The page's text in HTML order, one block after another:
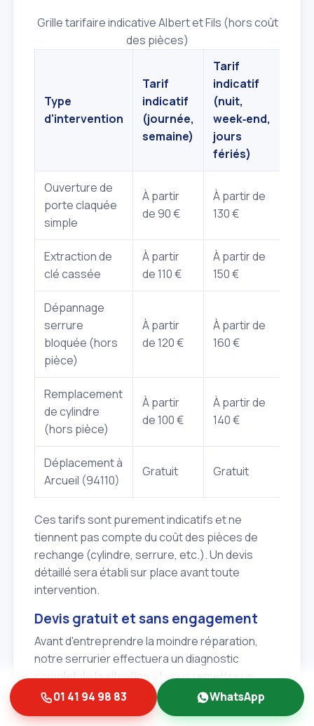
Grille tarifaire indicative Albert et Fils (hors coût
des pièces)
Type
d'intervention
Tarif
indicatif
(journée,
semaine)
Tarif
indicatif
(nuit,
week‑end,
jours
fériés)
Ouverture de
porte claquée
simple
À partir
de 90 €
À partir de
130 €
Extraction de
clé cassée
À partir
de 110 €
À partir de
150 €
Dépannage
serrure
bloquée (hors
pièce)
À partir
de 120 €
À partir de
160 €
Remplacement
de cylindre
(hors pièce)
À partir
de 100 €
À partir de
140 €
Déplacement à
Arcueil (94110)
Gratuit Gratuit
Ces tarifs sont purement indicatifs et ne
tiennent pas compte du coût des pièces de
rechange (cylindre, serrure, etc.). Un devis
détaillé sera établi sur place avant toute
intervention.
Devis gratuit et sans engagement
Avant d'entreprendre la moindre réparation,
notre serrurier effectuera un diagnostic
complet de la situation et vous remettra un
devis gratuit et sans engagement. Ce devis
détaillera les opérations à réaliser, le coût de la
01 41 94 98 83 WhatsApp